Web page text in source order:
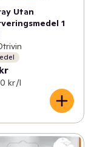
Utan
1
kr /l